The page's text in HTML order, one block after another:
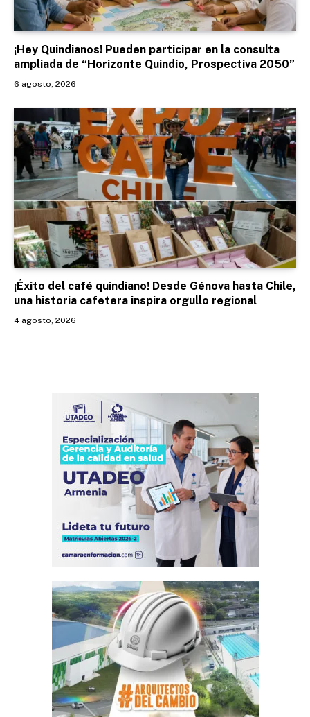
¡Hey Quindianos! Pueden participar en la consulta
ampliada de “Horizonte Quindío, Prospectiva 2050”
6 agosto, 2026
¡Éxito del café quindiano! Desde Génova hasta Chile,
una historia cafetera inspira orgullo regional
4 agosto, 2026